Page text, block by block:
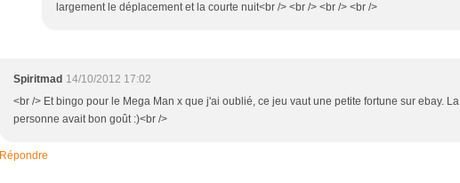
largement le déplacement et la courte nuit<br /> <br /> <br /> <br />
Spiritmad 14/10/2012 17:02
<br /> Et bingo pour le Mega Man x que j'ai oublié, ce jeu vaut une petite fortune sur ebay. La
personne avait bon goût :)<br />
Répondre